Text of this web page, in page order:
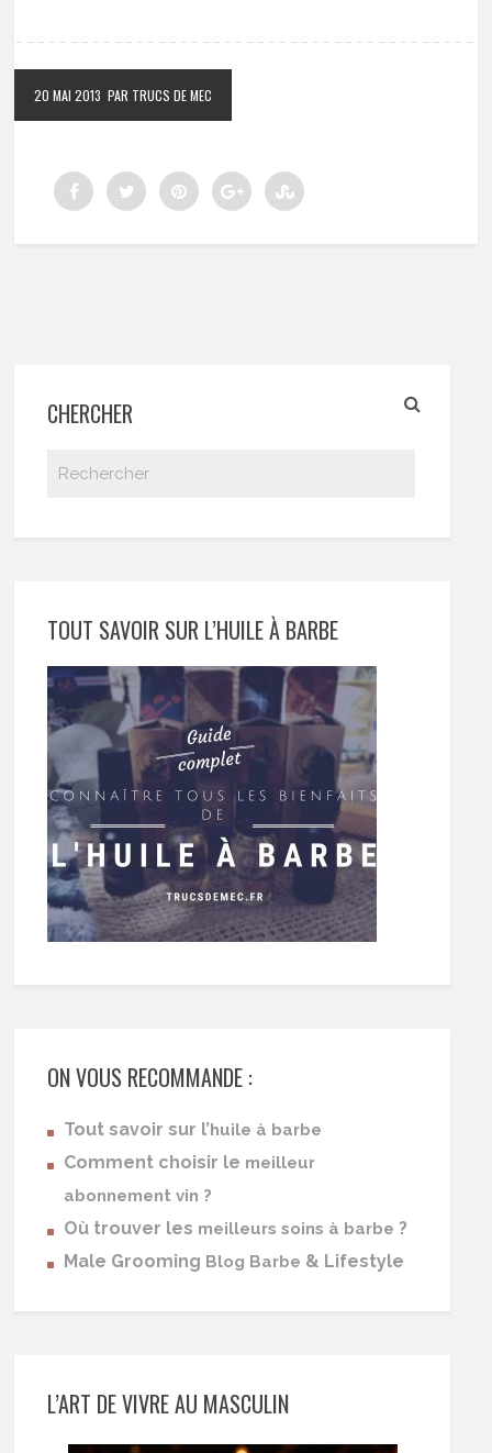
20 MAI 2013 PAR TRUCS DE MEC
CHERCHER
TOUT SAVOIR SUR L’HUILE À BARBE
ON VOUS RECOMMANDE :
Tout savoir sur l’huile à barbe
Comment choisir le meilleur
abonnement vin ?
Où trouver les meilleurs soins à barbe ?
Male Grooming Blog Barbe & Lifestyle
L’ART DE VIVRE AU MASCULIN